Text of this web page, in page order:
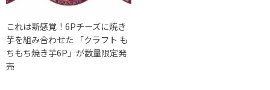
これは新感覚！6Pチーズに焼き
芋を組み合わせた 「クラフト も
ちもち焼き芋6P」が数量限定発
売